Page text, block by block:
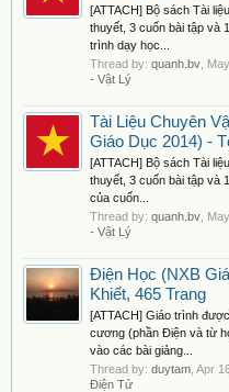
[ATTACH] Bộ sách Tài
thuyết, 3 cuốn bài tập và
trình dạy học...
Thread by: quanh.bv
- Vật Lý
Tài Liệu Chuyên
Giáo Dục 2014) -
[ATTACH] Bộ sách Tài
thuyết, 3 cuốn bài tập và
của cuốn...
Thread by: quanh.bv
- Vật Lý
Điện Học (NXB
Khiết, 465 Trang
[ATTACH] Giáo trình
cương (phần Điện và từ
vào các bài giảng...
Thread by: duytam Apr
Điện Tử